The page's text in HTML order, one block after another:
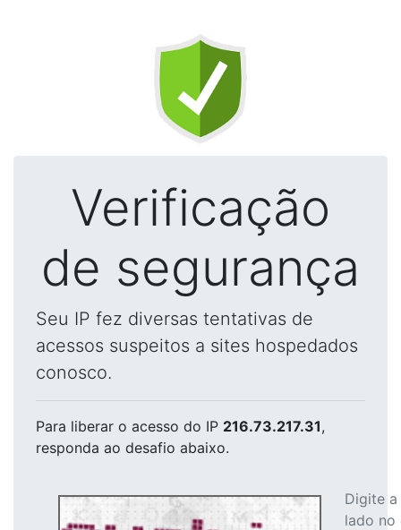
Verificação
de segurança
Seu IP fez diversas tentativas de
acessos suspeitos a sites hospedados
conosco.
Para liberar o acesso do IP 216.73.217.31,
responda ao desafio abaixo.
Digite
lado no